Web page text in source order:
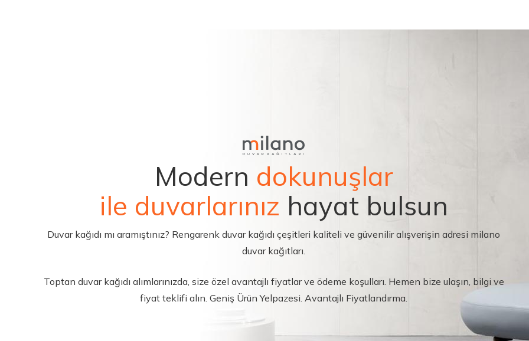
Modern dokunuşlar
ile duvarlarınız hayat bulsun
Duvar kağıdı mı aramıştınız? Rengarenk duvar kağıdı çeşitleri kaliteli ve güvenilir alışverişin adresi milano
duvar kağıtları.
Toptan duvar kağıdı alımlarınızda, size özel avantajlı fiyatlar ve ödeme koşulları. Hemen bize ulaşın, bilgi ve
fiyat teklifi alın. Geniş Ürün Yelpazesi. Avantajlı Fiyatlandırma.